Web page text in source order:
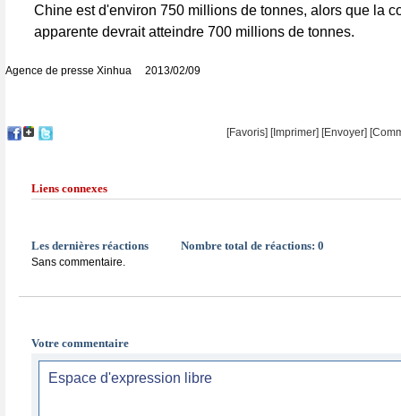
Chine est d'environ 750 millions de tonnes, alors que la
apparente devrait atteindre 700 millions de tonnes.
Agence de presse Xinhua 2013/02/09
[Favoris] [Imprimer] [Envoyer]
Liens connexes
Les dernières réactions Nombre total de réactions: 0
Sans commentaire.
Votre commentaire